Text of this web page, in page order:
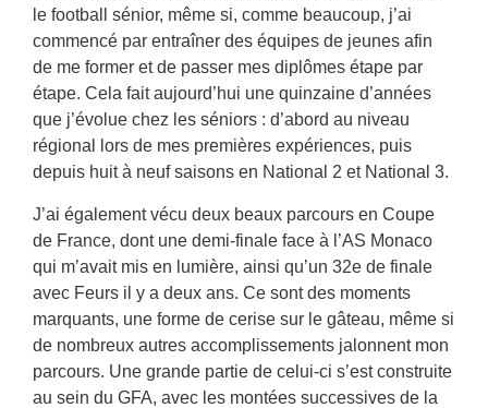
le football sénior, même si, comme beaucoup, j’ai
commencé par entraîner des équipes de jeunes afin
de me former et de passer mes diplômes étape par
étape. Cela fait aujourd’hui une quinzaine d’années
que j’évolue chez les séniors : d’abord au niveau
régional lors de mes premières expériences, puis
depuis huit à neuf saisons en National 2 et National 3.
J’ai également vécu deux beaux parcours en Coupe
de France, dont une demi-finale face à l’AS Monaco
qui m’avait mis en lumière, ainsi qu’un 32e de finale
avec Feurs il y a deux ans. Ce sont des moments
marquants, une forme de cerise sur le gâteau, même si
de nombreux autres accomplissements jalonnent mon
parcours. Une grande partie de celui-ci s’est construite
au sein du GFA, avec les montées successives de la